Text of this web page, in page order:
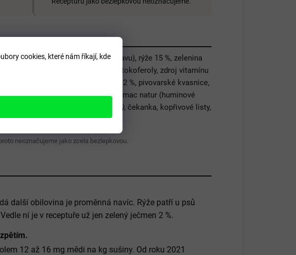
cookies, které nám říkají, kde
20 % (procenta v sušeném stavu), rýže 15 %, zelenina
hovězí a vepřový tuk (přírodní tokoferoly, zdroj vitamínu
0,7 %, jablka 0,6 %), zelený ječmen 2 %, pivovarské kvasnice,
vojtěškové výlisky, celé šípky, Humac natur (huminové
byliny (ostropestřec mariánský, čekanka, kopřivové listy,
350 mg/kg.
neoznačujeme jako zcela bezlepkovou.
další obilovina je proměnná navíc. Rýže patří u psů
ní je v receptuře už jen zelený ječmen 2 %.
12 až 16 mg mědi na kg sušiny. Od roku 2021